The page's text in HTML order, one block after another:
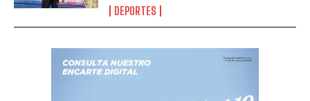
DEPORTES